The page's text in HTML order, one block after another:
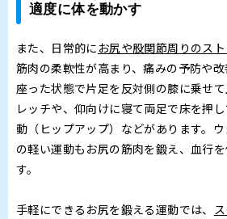
適度に体を動かす
また、日常的に お尻や股関節周りのス
筋肉の柔軟性が高まり、痛みの予防や改
座った状態で片足を反対側の膝に乗せ
レッチや、仰向けに寝て両足で床を押
動（ヒップアップ）などがあります。
の軽い運動もお尻の筋肉を鍛え、血行
す。
手軽にできるお尻を鍛える運動では、